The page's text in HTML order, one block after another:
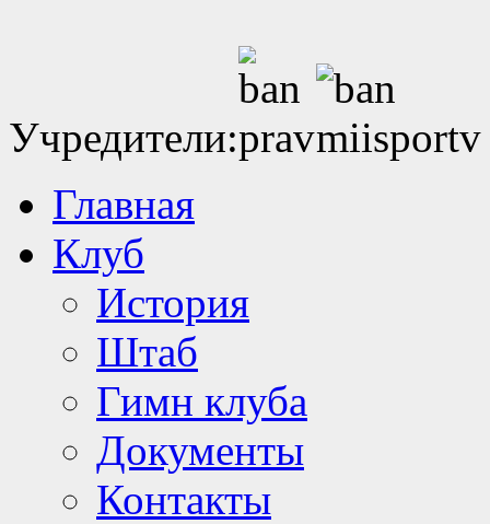
Учредители:
Главная
Клуб
История
Штаб
Гимн клуба
Документы
Контакты